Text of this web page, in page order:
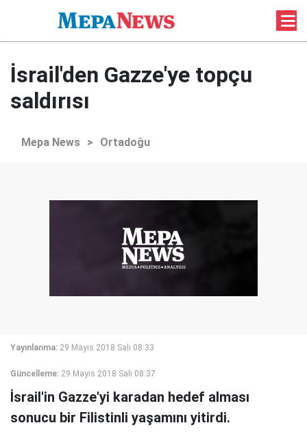
İsrail'den Gazze'ye topçu
saldırısı
Mepa News > Ortadoğu
Yayınlanma: 29 Mayıs 2018 Salı 08:33
Güncelleme: 29 Mayıs 2018 Salı 08:37
İsrail'in Gazze'yi karadan hedef alması
sonucu bir Filistinli yaşamını yitirdi.